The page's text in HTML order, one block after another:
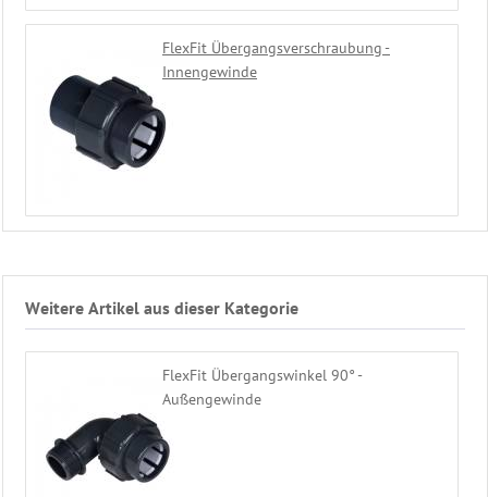
FlexFit Übergangsverschraubung -
Innengewinde
Weitere Artikel aus dieser Kategorie
FlexFit Übergangswinkel 90° -
Außengewinde